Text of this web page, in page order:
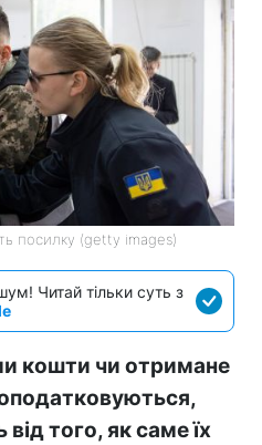
посилку (getty images)
Читай тільки суть з
кошти чи отримане
того, як саме їх